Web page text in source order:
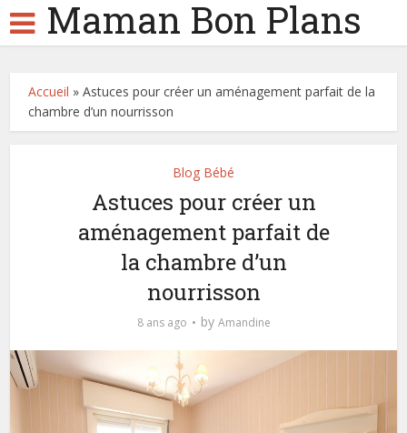
Maman Bon Plans
Accueil »Astuces pour créer un aménagement parfait de la
chambre d’un nourrisson
Blog Bébé
Astuces pour créer un
aménagement parfait de
la chambre d’un
nourrisson
8 ans ago by Amandine